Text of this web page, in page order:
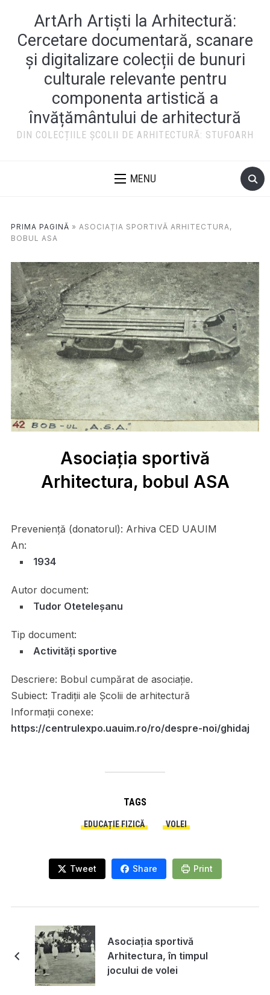
ArtArh Artiști la Arhitectură:
Cercetare documentară, scanare
și digitalizare colecții de bunuri
culturale relevante pentru
componenta artistică a
învățământului de arhitectură
DIN COLECȚIILE ȘCOLII DE ARHITECTURĂ: STUFOARH
MENU
PRIMA PAGINĂ » ASOCIAȚIA SPORTIVĂ ARHITECTURA,
BOBUL ASA
Asociația sportivă
Arhitectura, bobul ASA
Preveniență (donatorul): Arhiva CED UAUIM
An:
1934
Autor document:
Tudor Oteteleșanu
Tip document:
Activități sportive
Descriere: Bobul cumpărat de asociație.
Subiect: Tradiții ale Școlii de arhitectură
Informații conexe:
https://centrulexpo.uauim.ro/ro/despre-noi/ghidaj
TAGS
EDUCAȚIE FIZICĂ VOLEI
Tweet Share Print
Asociația sportivă
Arhitectura, în timpul
jocului de volei